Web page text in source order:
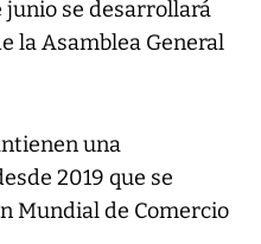
junio se desarrollará
la Asamblea General
una
2019 que se
Mundial de Comercio